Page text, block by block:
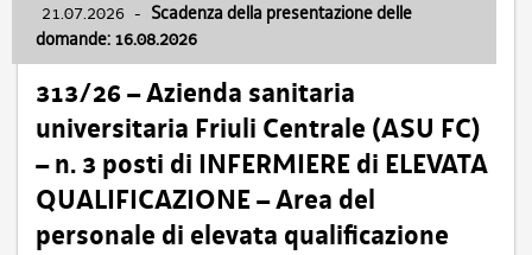
21.07.2026 - Scadenza della presentazione delle
domande: 16.08.2026
313/26 – Azienda sanitaria
universitaria Friuli Centrale (ASU FC)
– n. 3 posti di INFERMIERE di ELEVATA
QUALIFICAZIONE – Area del
personale di elevata qualificazione